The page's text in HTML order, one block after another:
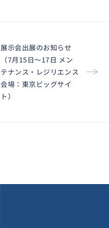
展示会出展のお知らせ
（7月15日〜17日 メン
テナンス・レジリエンス
会場：東京ビッグサイ
ト）